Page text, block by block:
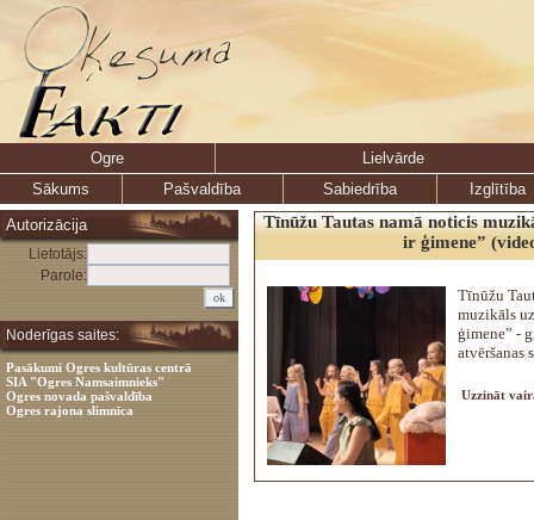
Ogre
Lielvārde
Sākums
Pašvaldība Sabiedrība
Izglītība
Autorizācija
Lietotājs:
Parole:
Noderīgas saites:
Pasākumi Ogres kultūras centrā
SIA "Ogres Namsaimnieks"
Ogres novada pašvaldība
Ogres rajona slimnīca
Tīnūžu Tautas namā noticis
ir ģimene”
Tīnūžu
muzikāls
ģimene” -
atvēršanas
Uzzināt